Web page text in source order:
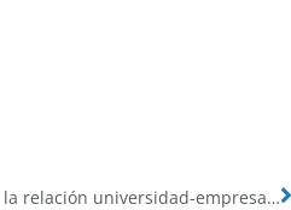
DT13: Comunidades temáticas en el estudio de la relación universidad-empresa. Redes bibliométricas y minería de textos